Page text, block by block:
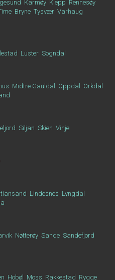
Karmøy Klepp Rennesøy
Bryne Tysvær Varhaug
Luster Sogndal
Midtre Gauldal Oppdal
Orkdal
Siljan Skien Vinje
Lindesnes Lyngdal
Nøtterøy Sande Sandefjord
Hobøl Moss Rakkestad Rygge